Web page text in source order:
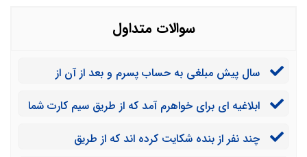
سوالات متداول
سال پیش مبلغی به حساب پسرم و بعد از آن از
صورت غیابی پسرم را محکوم به 6ماه حبس محکوم کرد.
ابلاغیه ای برای خواهرم آمد که از طریق سیم کارت شما
خواهرم اصلا گوشی هوشمند ندارد و تنها یک سیم کار پیش
چند نفر از بنده شکایت کرده اند که از طریق